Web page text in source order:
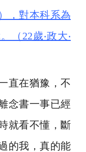
，對本科系為
（22歲‧政大‧
直在猶豫，不
念書一事已經
就看不懂，斷
的我，真的能